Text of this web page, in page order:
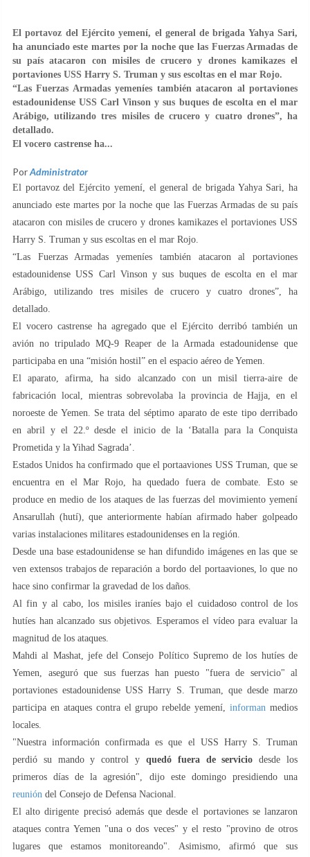
El portavoz del Ejército yemení, el general de brigada Yahya Sari,
ha anunciado este martes por la noche que las Fuerzas Armadas de
su país atacaron con misiles de crucero y drones kamikazes el
portaviones USS Harry S. Truman y sus escoltas en el mar Rojo.
“Las Fuerzas Armadas yemeníes también atacaron al portaviones
estadounidense USS Carl Vinson y sus buques de escolta en el mar
Arábigo, utilizando tres misiles de crucero y cuatro drones”, ha
detallado.
El vocero castrense ha...
PorAdministrator
El portavoz del Ejército yemení, el general de brigada Yahya Sari, ha
anunciado este martes por la noche que las Fuerzas Armadas de su país
atacaron con misiles de crucero y drones kamikazes el portaviones USS
Harry S. Truman y sus escoltas en el mar Rojo.
“Las Fuerzas Armadas yemeníes también atacaron al portaviones
estadounidense USS Carl Vinson y sus buques de escolta en el mar
Arábigo, utilizando tres misiles de crucero y cuatro drones”, ha
detallado.
El vocero castrense ha agregado que el Ejército derribó también un
avión no tripulado MQ-9 Reaper de la Armada estadounidense que
participaba en una “misión hostil” en el espacio aéreo de Yemen.
El aparato, afirma, ha sido alcanzado con un misil tierra-aire de
fabricación local, mientras sobrevolaba la provincia de Hajja, en el
noroeste de Yemen. Se trata del séptimo aparato de este tipo derribado
en abril y el 22.º desde el inicio de la ‘Batalla para la Conquista
Prometida y la Yihad Sagrada’.
Estados Unidos ha confirmado que el portaaviones USS Truman, que se
encuentra en el Mar Rojo, ha quedado fuera de combate. Esto se
produce en medio de los ataques de las fuerzas del movimiento yemení
Ansarullah (hutí), que anteriormente habían afirmado haber golpeado
varias instalaciones militares estadounidenses en la región.
Desde una base estadounidense se han difundido imágenes en las que se
ven extensos trabajos de reparación a bordo del portaaviones, lo que no
hace sino confirmar la gravedad de los daños.
Al fin y al cabo, los misiles iraníes bajo el cuidadoso control de los
hutíes han alcanzado sus objetivos. Esperamos el vídeo para evaluar la
magnitud de los ataques.
Mahdi al Mashat, jefe del Consejo Político Supremo de los hutíes de
Yemen, aseguró que sus fuerzas han puesto "fuera de servicio" al
portaviones estadounidense USS Harry S. Truman, que desde marzo
participa en ataques contra el grupo rebelde yemení,informan medios
locales.
"Nuestra información confirmada es que el USS Harry S. Truman
perdió su mando y control y quedó fuera de servicio desde los
primeros días de la agresión", dijo este domingo presidiendo una
reunión del Consejo de Defensa Nacional.
El alto dirigente precisó además que desde el portaviones se lanzaron
ataques contra Yemen "una o dos veces" y el resto "provino de otros
lugares que estamos monitoreando". Asimismo, afirmó que sus